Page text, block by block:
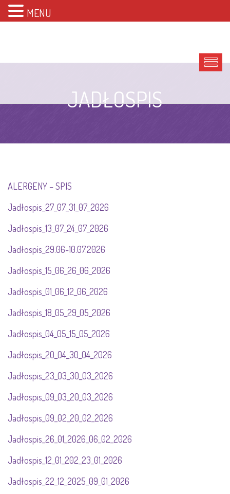
JADŁOSPIS
ALERGENY – SPIS
Jadłospis_27_07_31_07_2026
Jadłospis_13_07_24_07_2026
Jadłospis_29.06-10.07.2026
Jadłospis_15_06_26_06_2026
Jadłospis_01_06_12_06_2026
Jadłospis_18_05_29_05_2026
Jadłospis_04_05_15_05_2026
Jadłospis_20_04_30_04_2026
Jadłospis_23_03_30_03_2026
Jadłospis_09_03_20_03_2026
Jadłospis_09_02_20_02_2026
Jadłospis_26_01_2026_06_02_2026
Jadłospis_12_01_202_23_01_2026
Jadłospis_22_12_2025_09_01_2026
MENU